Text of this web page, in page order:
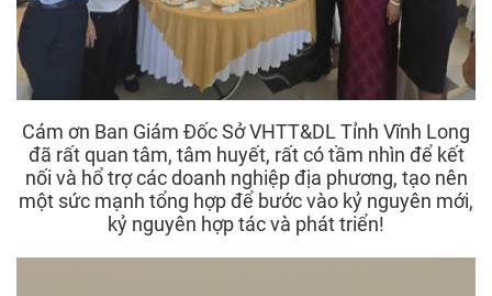
Cám ơn Ban Giám Đốc Sở VHTT&DL Tỉnh Vĩnh Long
đã rất quan tâm, tâm huyết, rất có tầm nhìn để kết
nối và hổ trợ các doanh nghiệp địa phương, tạo nên
một sức mạnh tổng hợp để bước vào kỷ nguyên mới,
kỷ nguyên hợp tác và phát triển!